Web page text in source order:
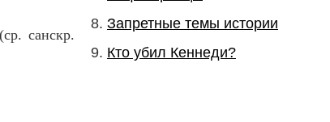
санскр.
Запретные темы истории
Кто убил Кеннеди?